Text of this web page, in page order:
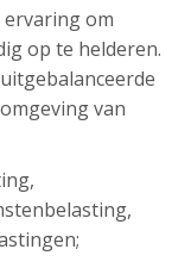
ervaring om
op te helderen.
van